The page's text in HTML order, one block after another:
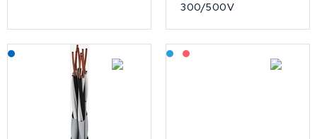
300/500V
Lagerført: NEK Kabel Bestilling: 2-3 uker